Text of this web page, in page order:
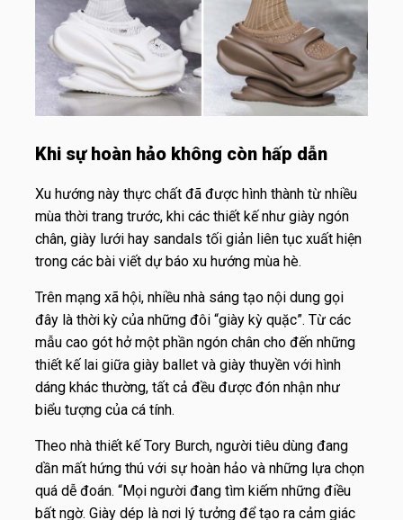
Khi sự hoàn hảo không còn hấp dẫn
Xu hướng này thực chất đã được hình thành từ nhiều
mùa thời trang trước, khi các thiết kế như giày ngón
chân, giày lưới hay sandals tối giản liên tục xuất hiện
trong các bài viết dự báo xu hướng mùa hè.
Trên mạng xã hội, nhiều nhà sáng tạo nội dung gọi
đây là thời kỳ của những đôi “giày kỳ quặc”. Từ các
mẫu cao gót hở một phần ngón chân cho đến những
thiết kế lai giữa giày ballet và giày thuyền với hình
dáng khác thường, tất cả đều được đón nhận như
biểu tượng của cá tính.
Theo nhà thiết kế Tory Burch, người tiêu dùng đang
dần mất hứng thú với sự hoàn hảo và những lựa chọn
quá dễ đoán. “Mọi người đang tìm kiếm những điều
bất ngờ. Giày dép là nơi lý tưởng để tạo ra cảm giác